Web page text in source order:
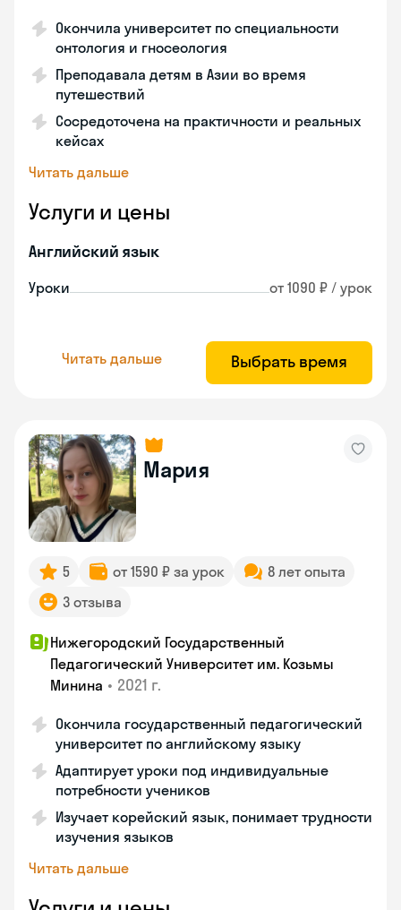
Окончила университет по специальности
онтология и гносеология
Преподавала детям в Азии во время
путешествий
Сосредоточена на практичности и реальных
кейсах
Читать дальше
Услуги и цены
Английский язык
Уроки от 1090 ₽ / урок
Читать дальше Выбрать время
Мария
5 от 1590 ₽ за урок
8 лет опыта
3 отзыва
Нижегородский Государственный
Педагогический Университет им. Козьмы
Минина • 2021 г.
Окончила государственный педагогический
университет по английскому языку
Адаптирует уроки под индивидуальные
потребности учеников
Изучает корейский язык, понимает трудности
изучения языков
Читать дальше